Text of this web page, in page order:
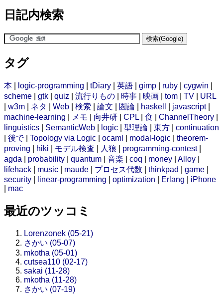
日記内検索
タグ
本 logic-programming tDiary 英語 gimp ruby cygwin
scheme
gtk quiz 流行りもの 時事 映画 tom TV
URL
w3m ネタ Web 検索 論文 圏論 haskell javascript|
machine-learning
メモ 向井研 CPL 食 ChannelTheory
linguistics
SemanticWeb logic 型理論 東方
continuation
後で| Topology via Logic ocaml modal-logic
theorem-
proving
hiki モデル検査 人狼 programming-contest|
agda
probability quantum 音楽 coq money Alloy
lifehack
music maude プロセス代数 thinkpad game
security
linear-programming optimization Erlang
iPhone
mac
最近のツッコミ
Lorenzonek (05-21)
さかい (05-07)
mkotha (05-01)
cutsea110 (02-17)
sakai (11-28)
mkotha (11-28)
さかい (07-19)